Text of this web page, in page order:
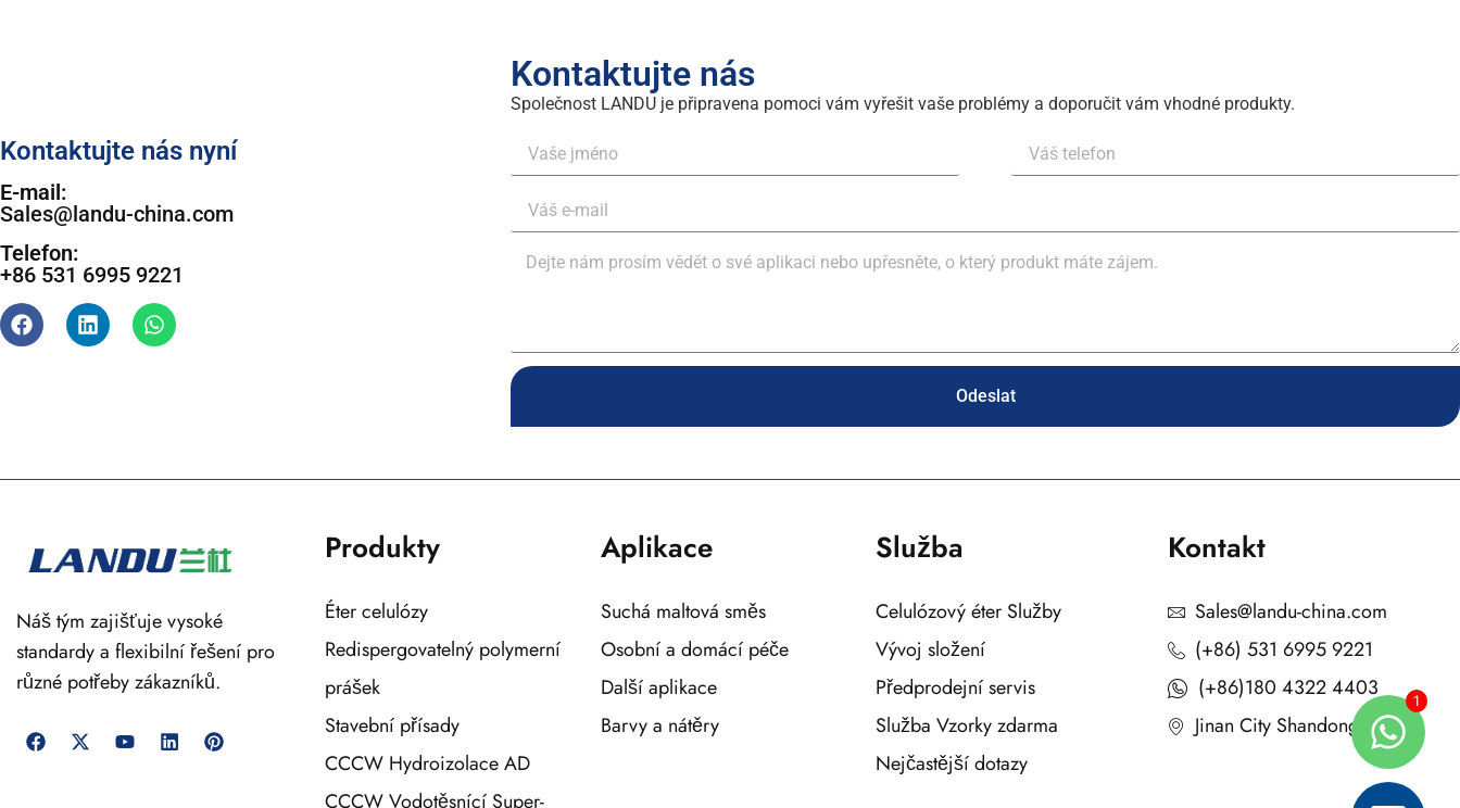
Kontaktujte nás nyní
E-mail:
Sales@landu-china.com
Telefon:
+86 531 6995 9221
Kontaktujte nás
Společnost LANDU je připravena pomoci vám vyřešit vaše problémy a doporučit vám vhodné produkty.
Odeslat
Náš tým zajišťuje vysoké
standardy a flexibilní řešení pro
různé potřeby zákazníků.
Produkty
Éter celulózy
Redispergovatelný polymerní
prášek
Stavební přísady
CCCW Hydroizolace AD
CCCW Vodotěsnící Super-
Aplikace
Suchá maltová směs
Osobní a domácí péče
Další aplikace
Barvy a nátěry
Služba
Celulózový éter Služby
Vývoj složení
Předprodejní servis
Služba Vzorky zdarma
Nejčastější dotazy
Kontakt
Sales@landu-china.com
(+86) 531 6995 9221
(+86)180 4322 4403
Jinan City Shandong Čína